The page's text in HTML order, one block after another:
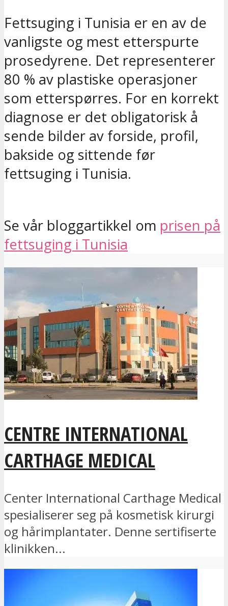
Fettsuging i Tunisia er en av de
vanligste og mest etterspurte
prosedyrene. Det representerer
80 % av plastiske operasjoner
som etterspørres. For en korrekt
diagnose er det obligatorisk å
sende bilder av forside, profil,
bakside og sittende før
fettsuging i Tunisia.
Se vår bloggartikkel om prisen på
fettsuging i Tunisia
CENTRE INTERNATIONAL
CARTHAGE MEDICAL
Center International Carthage Medical
spesialiserer seg på kosmetisk kirurgi
og hårimplantater. Denne sertifiserte
klinikken...